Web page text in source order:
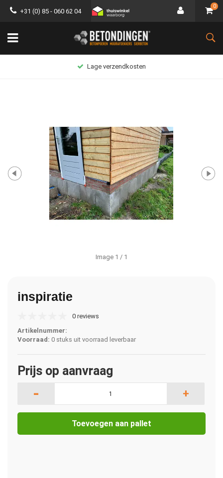
+31 (0) 85 - 060 62 04
0
Lage verzendkosten
Image 1 / 1
inspiratie
0 reviews
Artikelnummer:
Voorraad: 0 stuks uit voorraad leverbaar
Prijs op aanvraag
- +
Toevoegen aan pallet